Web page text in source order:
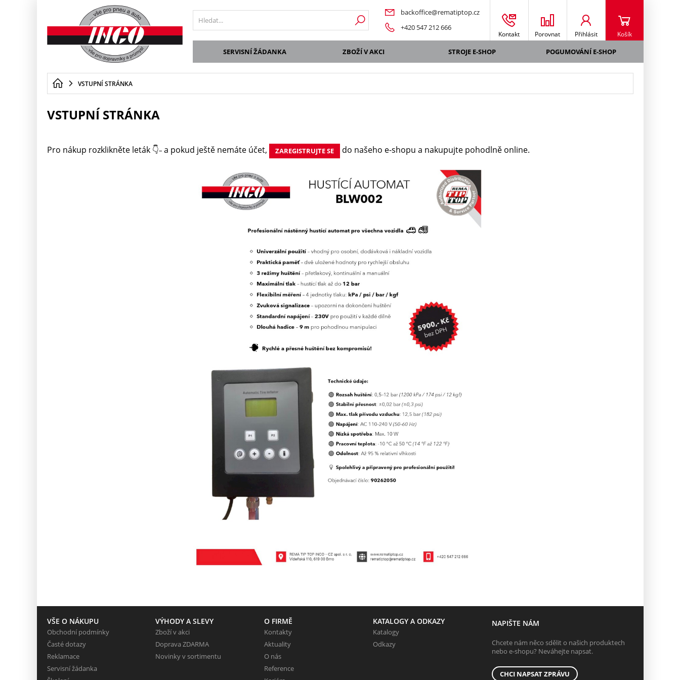
backoffice@rematiptop.cz
+420 547 212 666
Kontakt Porovnat Přihlásit Košík
SERVISNÍ ŽÁDANKA ZBOŽÍ V AKCI STROJE E-SHOP POGUMOVÁNÍ E-SHOP
VSTUPNÍ STRÁNKA
VSTUPNÍ STRÁNKA
Pro nákup rozklikněte leták 👇– a pokud ještě nemáte účet, ZAREGISTRUJTE SE do našeho e-shopu a nakupujte pohodlně online.
VŠE O NÁKUPU
Obchodní podmínky
Časté dotazy
Reklamace
Servisní žádanka
VÝHODY A SLEVY
Zboží v akci
Doprava ZDARMA
Novinky v sortimentu
O FIRMĚ
Kontakty
Aktuality
O nás
Reference
KATALOGY A ODKAZY
Katalogy
Odkazy
NAPIŠTE NÁM
Chcete nám něco sdělit o našich produktech
nebo e-shopu? Neváhejte napsat.
CHCI NAPSAT ZPRÁVU